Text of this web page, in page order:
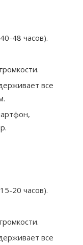
48 часов).
все
20 часов).
все